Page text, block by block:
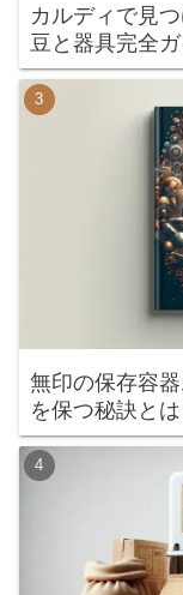
カルディで見
豆と器具完全
無印の保存容
を保つ秘訣とは